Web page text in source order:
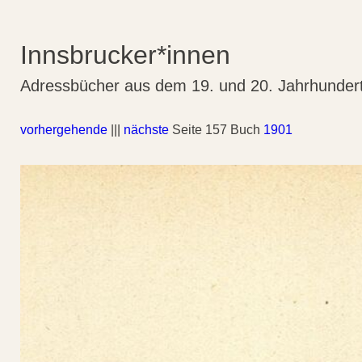
Innsbrucker*innen
Adressbücher aus dem 19. und 20.
vorhergehende nächste Seite 157 Buch 1901